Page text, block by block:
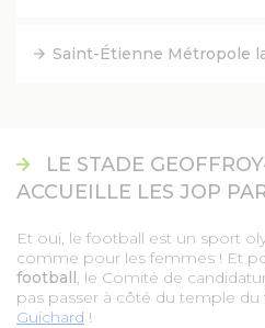
SÉM LE MAG
MARCHÉS PUBLICS
Saint-Étienne Métropole
LE STADE
ACCUEILLE LES JOP
Et oui, le football est un sport
comme pour les femmes ! Et
football, le Comité de
pas passer à côté du temple du
Guichard !